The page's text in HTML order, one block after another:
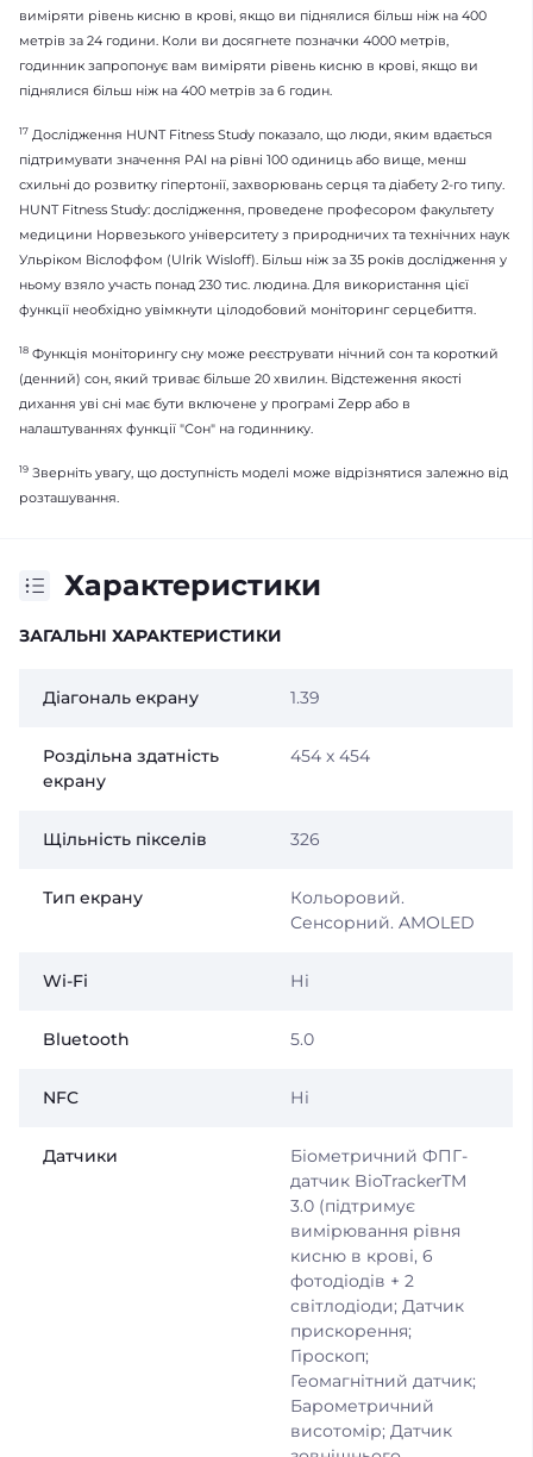
виміряти рівень кисню в крові, якщо ви піднялися більш ніж на 400
метрів за 24 години. Коли ви досягнете позначки 4000 метрів,
годинник запропонує вам виміряти рівень кисню в крові, якщо ви
піднялися більш ніж на 400 метрів за 6 годин.
17 Дослідження HUNT Fitness Study показало, що люди, яким вдається
підтримувати значення PAI на рівні 100 одиниць або вище, менш
схильні до розвитку гіпертонії, захворювань серця та діабету 2-го типу.
HUNT Fitness Study: дослідження, проведене професором факультету
медицини Норвезького університету з природничих та технічних наук
Ульріком Віслоффом (Ulrik Wisloff). Більш ніж за 35 років дослідження у
ньому взяло участь понад 230 тис. людина. Для використання цієї
функції необхідно увімкнути цілодобовий моніторинг серцебиття.
18 Функція моніторингу сну може реєструвати нічний сон та короткий
(денний) сон, який триває більше 20 хвилин. Відстеження якості
дихання уві сні має бути включене у програмі Zepp або в
налаштуваннях функції "Сон" на годиннику.
19 Зверніть увагу, що доступність моделі може відрізнятися залежно від
розташування.
Характеристики
ЗАГАЛЬНІ ХАРАКТЕРИСТИКИ
Діагональ екрану 1.39
Роздільна здатність
екрану
454 x 454
Щільність пікселів 326
Тип екрану
Кольоровий.
Сенсорний. AMOLED
Wi-Fi Ні
Bluetooth 5.0
NFC Ні
Датчики
Біометричний ФПГ-
датчик BioTrackerTM
3.0 (підтримує
вимірювання рівня
кисню в крові, 6
фотодіодів + 2
світлодіоди; Датчик
прискорення;
Гіроскоп;
Геомагнітний датчик;
Барометричний
висотомір; Датчик